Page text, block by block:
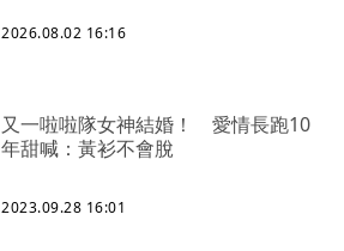
2026.08.02 16:16
又一啦啦隊女神結婚！ 愛情長跑10
年甜喊：黃衫不會脫
2023.09.28 16:01